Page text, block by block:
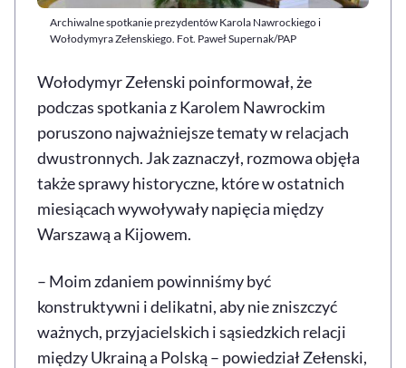
Archiwalne spotkanie prezydentów Karola Nawrockiego i
Wołodymyra Zełenskiego. Fot. Paweł Supernak/PAP
Wołodymyr Zełenski poinformował, że
podczas spotkania z Karolem Nawrockim
poruszono najważniejsze tematy w relacjach
dwustronnych. Jak zaznaczył, rozmowa objęła
także sprawy historyczne, które w ostatnich
miesiącach wywoływały napięcia między
Warszawą a Kijowem.
– Moim zdaniem powinniśmy być
konstruktywni i delikatni, aby nie zniszczyć
ważnych, przyjacielskich i sąsiedzkich relacji
między Ukrainą a Polską – powiedział Zełenski,